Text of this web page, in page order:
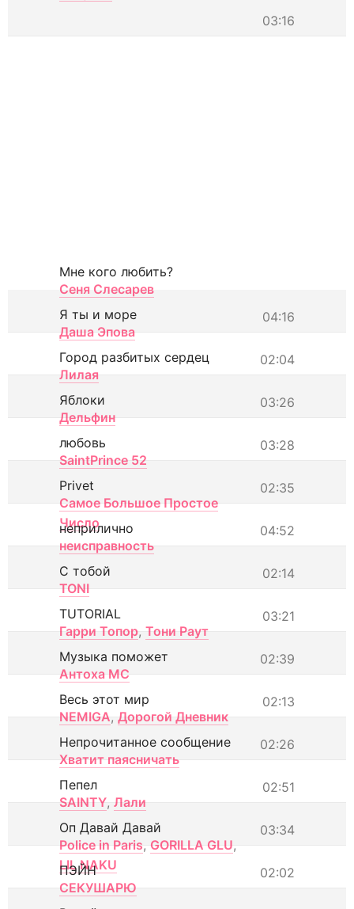
03:16
Мне кого любить?
Сеня Слесарев
04:16
Я ты и море
Даша Эпова
02:04
Город разбитых сердец
Лилая
03:26
Яблоки
Дельфин
03:28
любовь
SaintPrince 52
02:35
Privet
Самое Большое Простое
Число
04:52
неприлично
неисправность
02:14
С тобой
TONI
03:21
TUTORIAL
Гарри Топор, Тони Раут
02:39
Музыка поможет
Антоха МС
02:13
Весь этот мир
NEMIGA, Дорогой Дневник
02:26
Непрочитанное сообщение
Хватит паясничать
02:51
Пепел
SAINTY, Лали
03:34
Оп Давай Давай
Police in Paris, GORILLA GLU,
LIL NAKU
02:02
ПЭЙН
СЕКУШАРЮ